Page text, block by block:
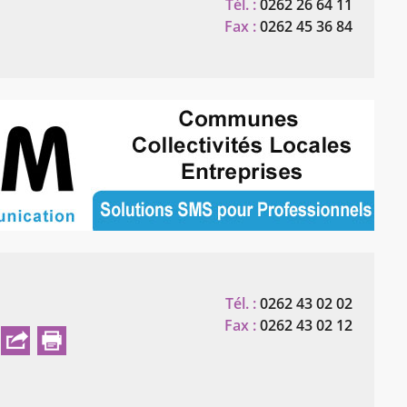
Tél. :0262 26 64 11
Fax :0262 45 36 84
Tél. :0262 43 02 02
Fax :0262 43 02 12